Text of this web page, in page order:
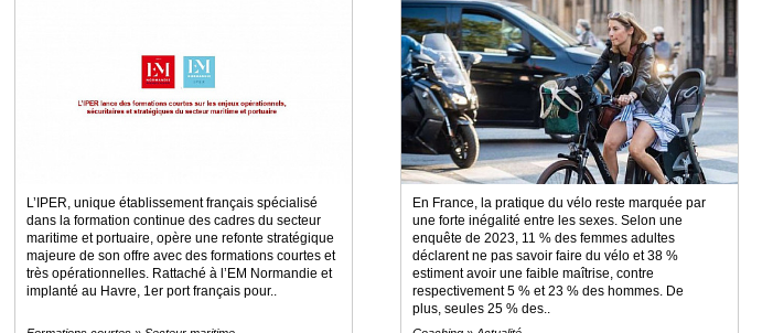
L’IPER, unique établissement français spécialisé
dans la formation continue des cadres du secteur
maritime et portuaire, opère une refonte stratégique
majeure de son offre avec des formations courtes et
très opérationnelles. Rattaché à l’EM Normandie et
implanté au Havre, 1er port français pour..
En France, la pratique du vélo reste marquée par
une forte inégalité entre les sexes. Selon une
enquête de 2023, 11 % des femmes adultes
déclarent ne pas savoir faire du vélo et 38 %
estiment avoir une faible maîtrise, contre
respectivement 5 % et 23 % des hommes. De
plus, seules 25 % des..